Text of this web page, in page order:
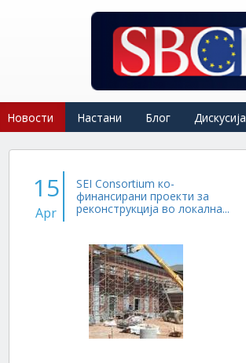
Новости Настани Блог Дискусија
15
Apr
SEI Consortium ко-
финансирани проекти за
реконструкција во локална...